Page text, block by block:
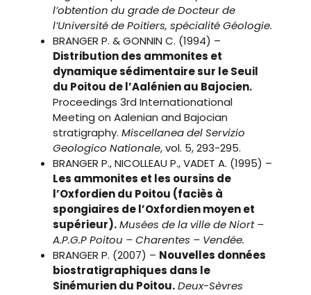
l’obtention du grade de Docteur de
l’Université de Poitiers, spécialité Géologie.
BRANGER P. & GONNIN C. (1994) –
Distribution des ammonites et
dynamique sédimentaire sur le Seuil
du Poitou de l’Aalénien au Bajocien.
Proceedings 3rd Internationational
Meeting on Aalenian and Bajocian
stratigraphy.Miscellanea del Servizio
Geologico Nationale, vol. 5, 293-295.
BRANGER P., NICOLLEAU P., VADET A. (1995) –
Les ammonites et les oursins de
l’Oxfordien du Poitou (faciès à
spongiaires de l’Oxfordien moyen et
supérieur). Musées de la ville de Niort –
A.P.G.P Poitou – Charentes – Vendée.
BRANGER P. (2007) – Nouvelles données
biostratigraphiques dans le
Sinémurien du Poitou. Deux-Sèvres